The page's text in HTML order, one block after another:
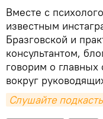
Вместе с
известным
Бразговской и
консультантом,
говорим о
вокруг
Слушайте